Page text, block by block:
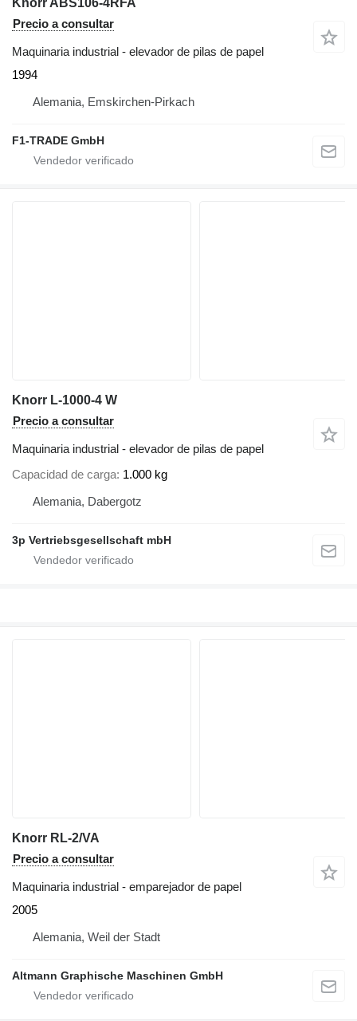
Knorr ABS106-4RFA
Precio a consultar
Maquinaria industrial - elevador de pilas de papel
1994
Alemania, Emskirchen-Pirkach
F1-TRADE GmbH
Knorr L-1000-4 W
Precio a consultar
Maquinaria industrial - elevador de pilas de papel
Capacidad de carga 1.000 kg
Alemania, Dabergotz
3p Vertriebsgesellschaft mbH
Knorr RL-2/VA
Precio a consultar
Maquinaria industrial - emparejador de papel
2005
Alemania, Weil der Stadt
Altmann Graphische Maschinen GmbH